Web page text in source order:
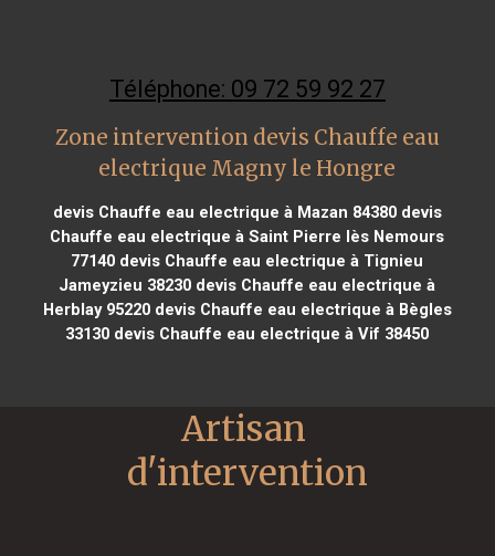
Téléphone: 09 72 59 92 27
Zone intervention devis Chauffe eau
electrique Magny le Hongre
devis Chauffe eau electrique à Mazan 84380devis
Chauffe eau electrique à Saint Pierre lès Nemours
77140 devis Chauffe eau electrique à Tignieu
Jameyzieu 38230 devis Chauffe eau electrique à
Herblay 95220devis Chauffe eau electrique à Bègles
33130 devis Chauffe eau electrique à Vif 38450
Artisan
d'intervention